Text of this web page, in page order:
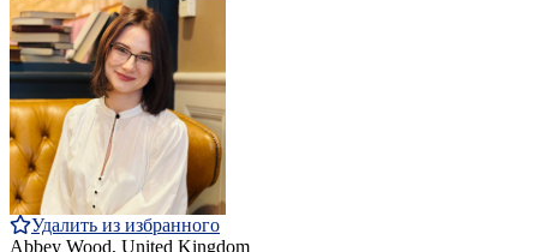
Удалить из избранного
Abbey Wood, United Kingdom